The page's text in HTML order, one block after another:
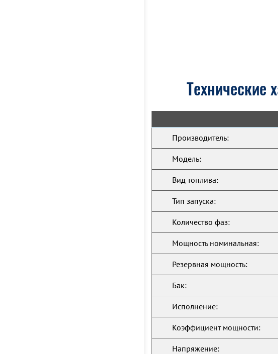
Технические
Производитель:
Модель:
Вид топлива:
Тип запуска:
Количество фаз:
Мощность номинальная:
Резервная мощность:
Бак:
Исполнение:
Коэффициент мощности:
Напряжение: